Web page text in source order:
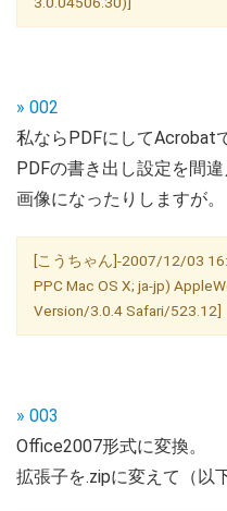
» 002
私ならPDFにしてAcrobat
PDFの書き出し設定を間
画像になったりしますが。
[こうちゃん]-2007/12/03
PPC Mac OS X; ja-jp)
Version/3.0.4 Safari/523.12]
» 003
Office2007形式に変換。
拡張子を.zipに変えて（以